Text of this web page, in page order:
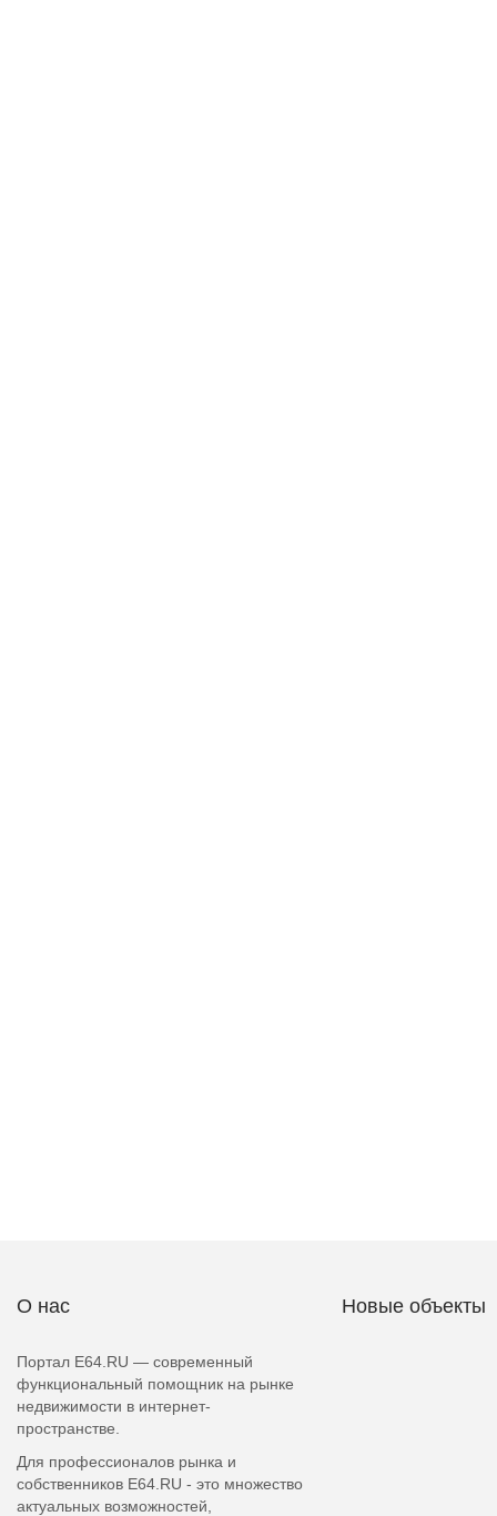
О нас
Портал E64.RU — современный
функциональный помощник на рынке
недвижимости в интернет-
пространстве.
Для профессионалов рынка и
собственников E64.RU - это множество
актуальных возможностей,
Новые объекты